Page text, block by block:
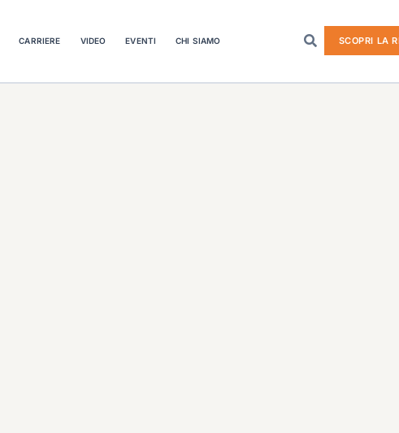
CARRIERE VIDEO EVENTI CHI SIAMO SCOPRI LA